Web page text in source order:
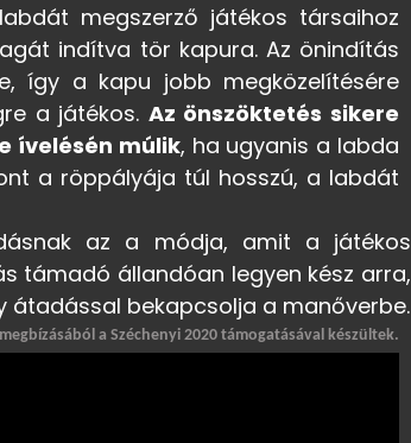
megszerző játékos társaihoz
indítva tör kapura. Az önindítás
így a kapu jobb megközelítésére
a játékos. Az önszöktetés sikere
ívelésén múlik, ha ugyanis a labda
a röppályája túl hosszú, a labdát
az a módja, amit a játékos
támadó állandóan legyen kész arra,
átadással bekapcsolja a manőverbe.
a Széchenyi 2020 támogatásával készültek.